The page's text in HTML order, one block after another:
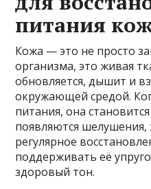
питания
Кожа — это не просто
организма, это живая
обновляется, дышит и
окружающей средой.
питания, она
появляются шелушения,
регулярное
поддерживать её
здоровый тон.